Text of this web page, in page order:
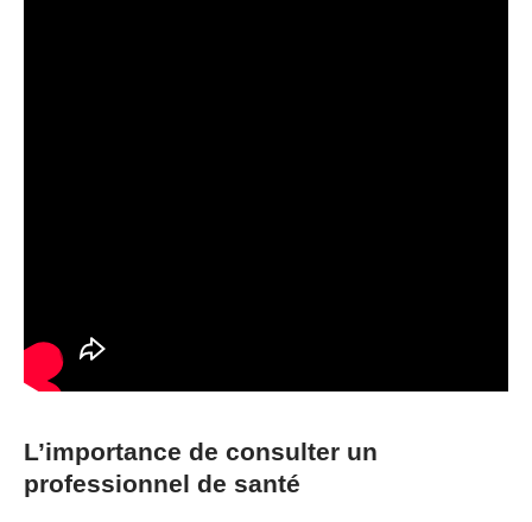
L’importance de consulter un
professionnel de santé